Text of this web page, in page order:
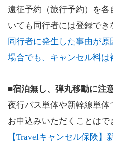
遠征予約（旅行予約）を各
いても同行者には登録でき
同行者に発生した事由が
場合でも、キャンセル料は
■宿泊無し、弾丸移動に注意
夜行バス単体や新幹線単
お申込みいただくことはで
【Travelキャンセル保険